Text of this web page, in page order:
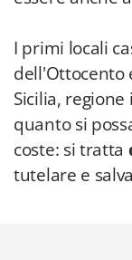
I primi locali
dell'Ottocento
Sicilia,
quanto si
coste: si tratta
tutelare e